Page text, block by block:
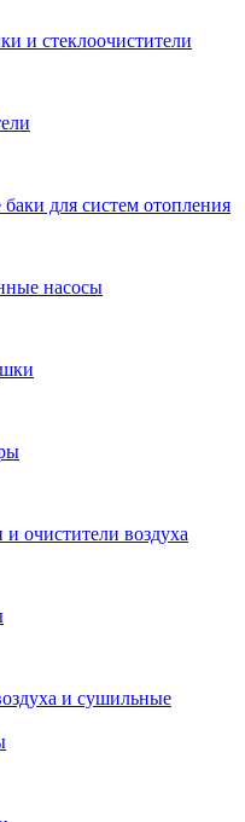
и стеклоочистители
для систем отопления
насосы
очистители воздуха
и сушильные